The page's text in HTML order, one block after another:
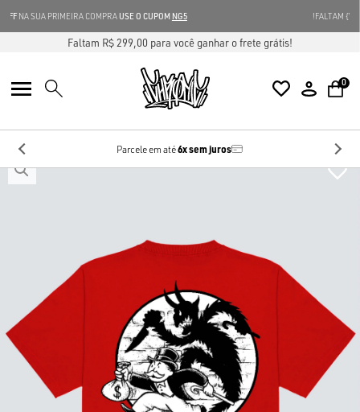
GANHE 5% OFFNA SUA PRIMEIRA COMPRA
Faltam R$ 299,00 para você ganhar o frete grátis!
0
Parcele em até6x sem juros